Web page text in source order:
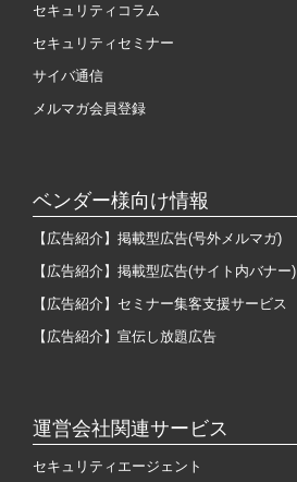
セキュリティコラム
セキュリティセミナー
サイバ通信
メルマガ会員登録
ベンダー様向け情報
【広告紹介】掲載型広告(号外メルマガ)
【広告紹介】掲載型広告(サイト内バナー)
【広告紹介】セミナー集客支援サービス
【広告紹介】宣伝し放題広告
運営会社関連サービス
セキュリティエージェント